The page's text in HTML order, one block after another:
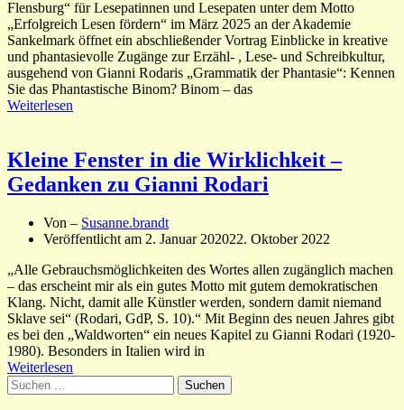
Flensburg“ für Lesepatinnen und Lesepaten unter dem Motto
„Erfolgreich Lesen fördern“ im März 2025 an der Akademie
Sankelmark öffnet ein abschließender Vortrag Einblicke in kreative
und phantasievolle Zugänge zur Erzähl- , Lese- und Schreibkultur,
ausgehend von Gianni Rodaris „Grammatik der Phantasie“: Kennen
Sie das Phantastische Binom? Binom – das
Weiterlesen
Kleine Fenster in die Wirklichkeit –
Gedanken zu Gianni Rodari
Von – Susanne.brandt
Veröffentlicht am 2. Januar 202022. Oktober 2022
„Alle Gebrauchsmöglichkeiten des Wortes allen zugänglich machen
– das erscheint mir als ein gutes Motto mit gutem demokratischen
Klang. Nicht, damit alle Künstler werden, sondern damit niemand
Sklave sei“ (Rodari, GdP, S. 10).“ Mit Beginn des neuen Jahres gibt
es bei den „Waldworten“ ein neues Kapitel zu Gianni Rodari (1920-
1980). Besonders in Italien wird in
Weiterlesen
Suchen
nach: